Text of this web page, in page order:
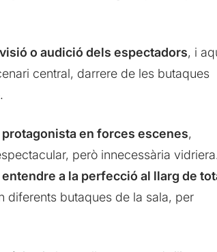
o audició dels espectadors, i
central, darrere de les butaques
en forces escenes,
però innecessària vidriera.
a la perfecció al llarg de
diferents butaques de la sala, per